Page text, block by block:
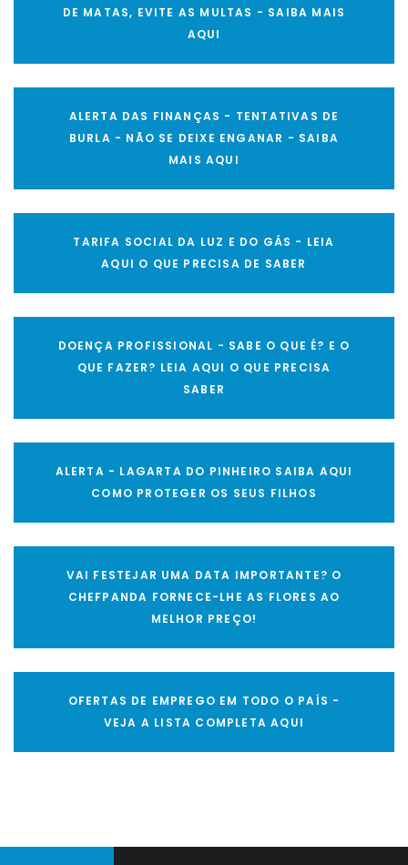
DE MATAS, EVITE AS MULTAS - SAIBA MAIS
AQUI
ALERTA DAS FINANÇAS - TENTATIVAS DE
BURLA - NÃO SE DEIXE ENGANAR - SAIBA
MAIS AQUI
TARIFA SOCIAL DA LUZ E DO GÁS - LEIA
AQUI O QUE PRECISA DE SABER
DOENÇA PROFISSIONAL - SABE O QUE É? E O
QUE FAZER? LEIA AQUI O QUE PRECISA
SABER
ALERTA - LAGARTA DO PINHEIRO SAIBA AQUI
COMO PROTEGER OS SEUS FILHOS
VAI FESTEJAR UMA DATA IMPORTANTE? O
CHEFPANDA FORNECE-LHE AS FLORES AO
MELHOR PREÇO!
OFERTAS DE EMPREGO EM TODO O PAÍS -
VEJA A LISTA COMPLETA AQUI